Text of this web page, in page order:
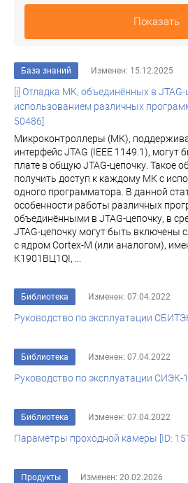
Показать
База знаний Изменен: 15.12.2025
[i] Отладка МК, объединённых в JTAG-
использованием различных
50486]
Микроконтроллеры (МК),
интерфейс JTAG (IEEE 1149.1), могут
плате в общую JTAG-цепочку. Такое
получить доступ к каждому МК с
одного программатора. В данной
особенности работы различных
объединёнными в JTAG-цепочку, в
JTAG-цепочку могут быть
с ядром Cortex-M (или аналогом),
К1901ВЦ1QI, ...
Библиотека Изменен: 07.04.2022
Руководство по эксплуатации
Библиотека Изменен: 07.04.2022
Руководство по эксплуатации СИЭК-
Библиотека Изменен: 07.04.2022
Параметры проходной камеры [ID:
Продукты Изменен: 20.02.2026